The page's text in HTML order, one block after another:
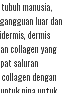
manusia,
luar dan
dermis
collagen yang
saluran
dengan